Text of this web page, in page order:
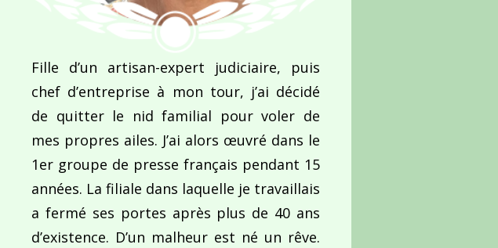
Fille d’un artisan-expert judiciaire, puis
chef d’entreprise à mon tour, j’ai décidé
de quitter le nid familial pour voler de
mes propres ailes. J’ai alors œuvré dans le
1er groupe de presse français pendant 15
années. La filiale dans laquelle je travaillais
a fermé ses portes après plus de 40 ans
d’existence. D’un malheur est né un rêve.